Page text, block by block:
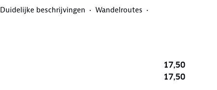
Duidelijke beschrijvingen
Wandelroutes
17,50
17,50